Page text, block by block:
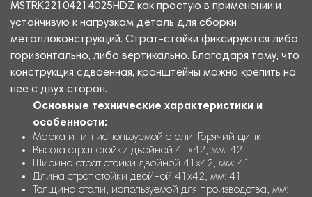
MSTRK22104214025HDZ как простую в применении и
устойчивую к нагрузкам деталь для сборки
металлоконструкций. Страт-стойки фиксируются либо
горизонтально, либо вертикально. Благодаря тому, что
конструкция сдвоенная, кронштейны можно крепить на
нее с двух сторон.
Основные технические характеристики и
особенности:
Марка и тип используемой стали: Горячий цинк
Высота страт стойки двойной 41х42, мм: 42
Ширина страт стойки двойной 41х42, мм: 41
Длина страт стойки двойной 41х42, мм: 41
Толщина стали, используемой для производства, мм: